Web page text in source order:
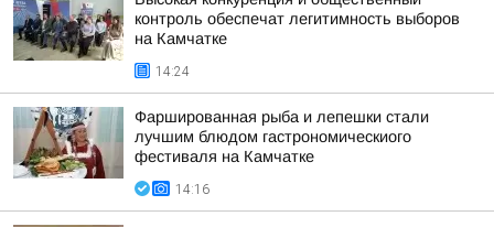
контроль обеспечат легитимность выборов
на Камчатке
14:24
Фаршированная рыба и лепешки стали
лучшим блюдом гастрономическиого
фестиваля на Камчатке
14:16